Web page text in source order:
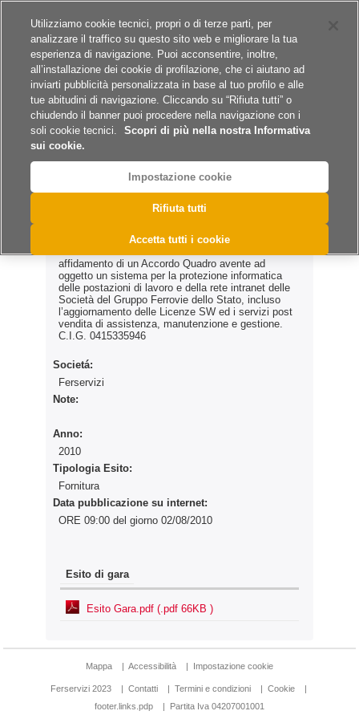
A
Forniture > eGPN 117/2009
eGPN 117/2009
affidamento di un Accordo Quadro avente ad
oggetto un sistema per la protezione informatica
delle postazioni di lavoro e della rete intranet delle
Società del Gruppo Ferrovie dello Stato, incluso
l’aggiornamento delle Licenze SW ed i servizi post
vendita di assistenza, manutenzione e gestione.
C.I.G. 0415335946
Societá:
Ferservizi
Note:
Anno:
2010
Tipologia Esito:
Fornitura
Data pubblicazione su internet:
ORE 09:00 del giorno 02/08/2010
Esito di gara
Esito Gara.pdf (.pdf 66KB )
Mappa | Accessibilità | Impostazione cookie
Ferservizi 2023 | Contatti | Termini e condizioni | Cookie
|
footer.links.pdp
| Partita Iva 04207001001
Utilizziamo cookie tecnici, propri o di terze parti, per
analizzare il traffico su questo sito web e migliorare la tua
esperienza di navigazione. Puoi acconsentire, inoltre,
all’installazione dei cookie di profilazione, che ci aiutano ad
inviarti pubblicità personalizzata in base al tuo profilo e alle
tue abitudini di navigazione. Cliccando su “Rifiuta tutti” o
chiudendo il banner puoi procedere nella navigazione con i
soli cookie tecnici.
Scopri di più nella nostra Informativa
sui cookie.
Impostazione cookie
Rifiuta tutti
Accetta tutti i cookie